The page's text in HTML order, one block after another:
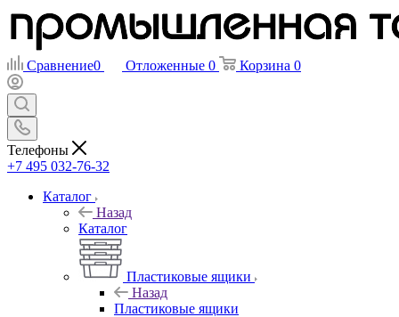
Сравнение0 Отложенные 0 Корзина 0
Телефоны
+7 495 032-76-32
Каталог
Назад
Каталог
Пластиковые ящики
Назад
Пластиковые ящики